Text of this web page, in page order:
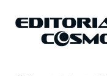
Vai
Vai